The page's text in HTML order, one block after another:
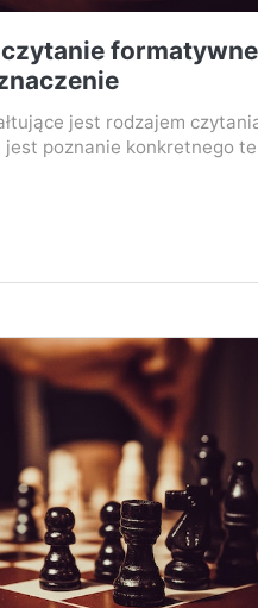
jest rodzajem
jest poznanie konkretnego